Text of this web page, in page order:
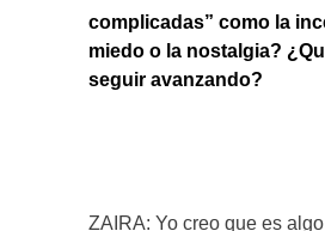
complicadas” como la
miedo o la nostalgia?
seguir avanzando?
ZAIRA: Yo creo que es